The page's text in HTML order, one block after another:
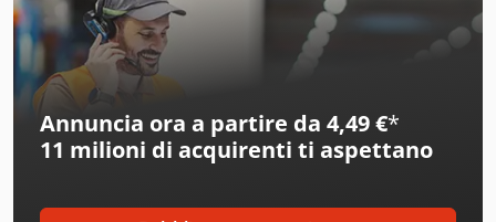
Alberti
Alcoa
Ams
Amt
Aro
Annuncia ora a partire da 4,49 €*
11 milioni di acquirenti ti aspettano